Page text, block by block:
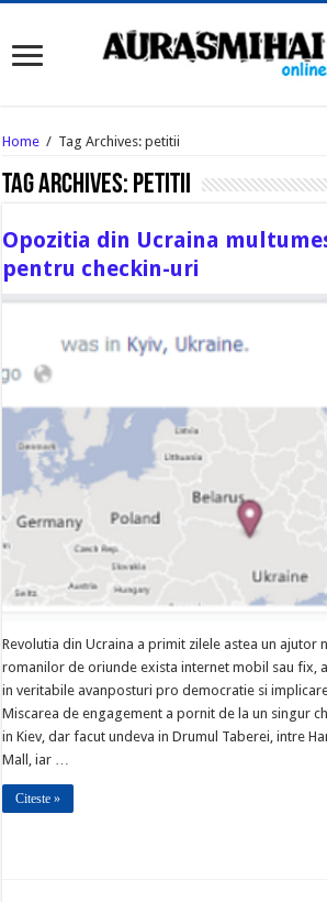
Home / Tag Archives: petitii
Tag Archives: petitii
Opozitia din Ucraina
pentru checkin-uri
Revolutia din Ucraina a primit zilele astea un ajutor
romanilor de oriunde exista internet mobil sau fix,
in veritabile avanposturi pro democratie si
Miscarea de engagement a pornit de la un singur
in Kiev, dar facut undeva in Drumul Taberei, intre
Mall, iar …
Citeste »